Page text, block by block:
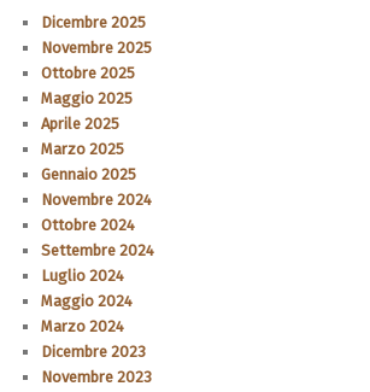
Dicembre 2025
Novembre 2025
Ottobre 2025
Maggio 2025
Aprile 2025
Marzo 2025
Gennaio 2025
Novembre 2024
Ottobre 2024
Settembre 2024
Luglio 2024
Maggio 2024
Marzo 2024
Dicembre 2023
Novembre 2023